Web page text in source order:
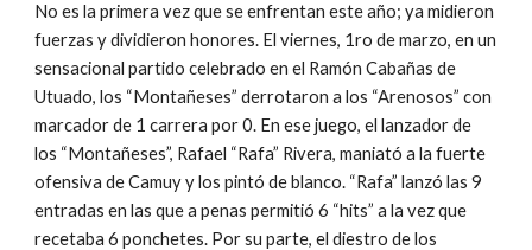
No es la primera vez que se enfrentan este año; ya midieron
fuerzas y dividieron honores. El viernes, 1ro de marzo, en un
sensacional partido celebrado en el Ramón Cabañas de
Utuado, los “Montañeses” derrotaron a los “Arenosos” con
marcador de 1 carrera por 0. En ese juego, el lanzador de
los “Montañeses”, Rafael “Rafa” Rivera, maniató a la fuerte
ofensiva de Camuy y los pintó de blanco. “Rafa” lanzó las 9
entradas en las que a penas permitió 6 “hits” a la vez que
recetaba 6 ponchetes. Por su parte, el diestro de los